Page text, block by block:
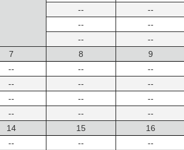
--
--
--
--
--
--
7
--
--
--
--
8
--
--
--
--
9
--
--
--
--
14
--
15
--
16
--